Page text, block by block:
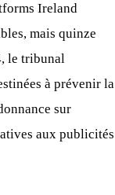
Ireland
mais quinze
le tribunal
à prévenir la
sur
aux publicités